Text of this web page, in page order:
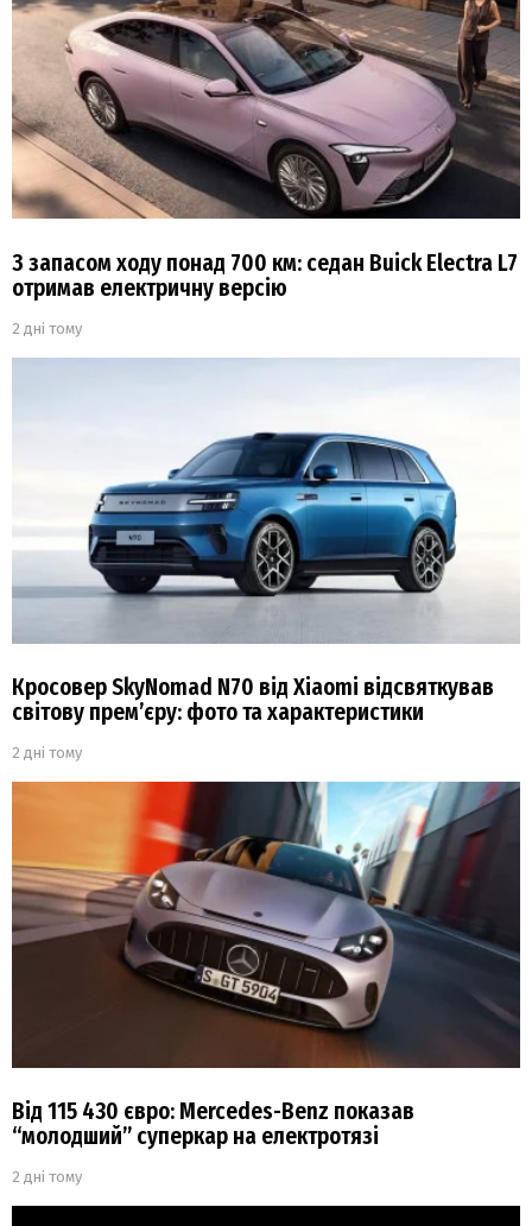
З запасом ходу понад 700 км: седан Buick Electra L7
отримав електричну версію
2 дні тому
Кросовер SkyNomad N70 від Xiaomi відсвяткував
світову прем’єру: фото та характеристики
2 дні тому
Від 115 430 євро: Mercedes-Benz показав
“молодший” суперкар на електротязі
2 дні тому